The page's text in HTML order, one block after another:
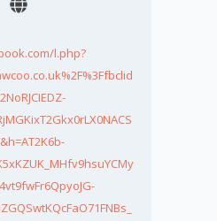
l.php?